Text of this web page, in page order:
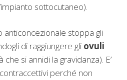
sottocutaneo).
anticoncezionale stoppa gli
di raggiungere gli ovuli
che si annidi la gravidanza). E’
perché non